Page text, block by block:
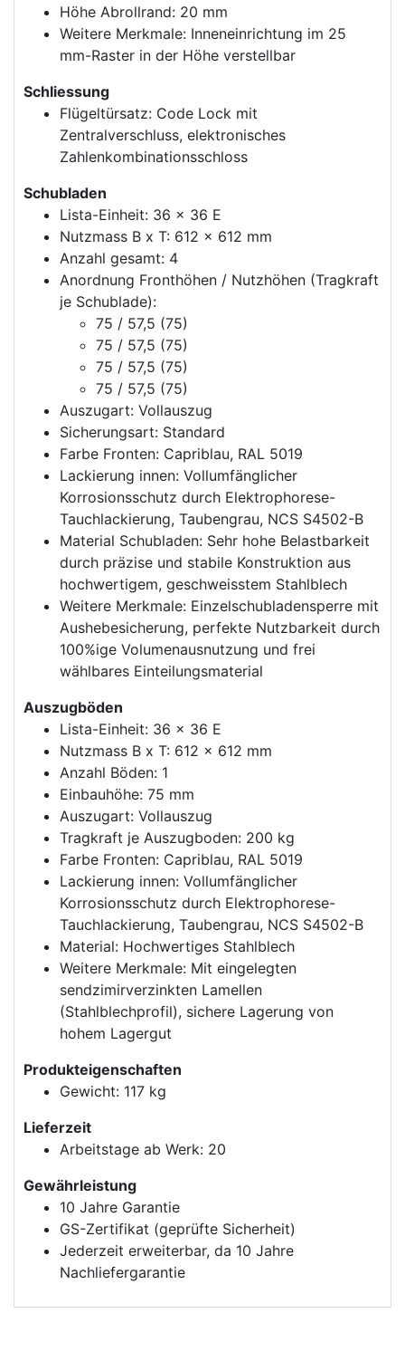
Höhe Abrollrand: 20 mm
Weitere Merkmale: Inneneinrichtung im 25
mm-Raster in der Höhe verstellbar
Schliessung
Flügeltürsatz: Code Lock mit
Zentralverschluss, elektronisches
Zahlenkombinationsschloss
Schubladen
Lista-Einheit: 36 x 36 E
Nutzmass B x T: 612 x 612 mm
Anzahl gesamt: 4
Anordnung Fronthöhen / Nutzhöhen (Tragkraft
je Schublade):
75 / 57,5 (75)
75 / 57,5 (75)
75 / 57,5 (75)
75 / 57,5 (75)
Auszugart: Vollauszug
Sicherungsart: Standard
Farbe Fronten: Capriblau, RAL 5019
Lackierung innen: Vollumfänglicher
Korrosionsschutz durch Elektrophorese-
Tauchlackierung, Taubengrau, NCS S4502-B
Material Schubladen: Sehr hohe Belastbarkeit
durch präzise und stabile Konstruktion aus
hochwertigem, geschweisstem Stahlblech
Weitere Merkmale: Einzelschubladensperre mit
Aushebesicherung, perfekte Nutzbarkeit durch
100%ige Volumenausnutzung und frei
wählbares Einteilungsmaterial
Auszugböden
Lista-Einheit: 36 x 36 E
Nutzmass B x T: 612 x 612 mm
Anzahl Böden: 1
Einbauhöhe: 75 mm
Auszugart: Vollauszug
Tragkraft je Auszugboden: 200 kg
Farbe Fronten: Capriblau, RAL 5019
Lackierung innen: Vollumfänglicher
Korrosionsschutz durch Elektrophorese-
Tauchlackierung, Taubengrau, NCS S4502-B
Material: Hochwertiges Stahlblech
Weitere Merkmale: Mit eingelegten
sendzimirverzinkten Lamellen
(Stahlblechprofil), sichere Lagerung von
hohem Lagergut
Produkteigenschaften
Gewicht: 117 kg
Lieferzeit
Arbeitstage ab Werk: 20
Gewährleistung
10 Jahre Garantie
GS-Zertifikat (geprüfte Sicherheit)
Jederzeit erweiterbar, da 10 Jahre
Nachliefergarantie